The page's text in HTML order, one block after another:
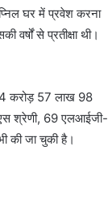
घर में प्रवेश करना
से प्रतीक्षा थी।
करोड़ 57 लाख 98
श्रेणी, 69 एलआईजी-
की जा चुकी है।